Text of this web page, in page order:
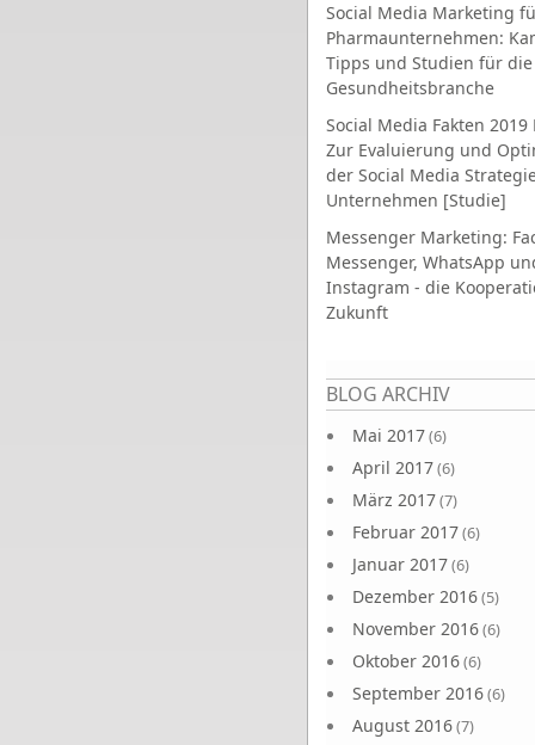
Social Media Marketing
Pharmaunternehmen:
Tipps und Studien für die
Gesundheitsbranche
Social Media Fakten 2019
Zur Evaluierung und
der Social Media
Unternehmen [Studie]
Messenger Marketing:
Messenger, WhatsApp
Instagram - die
Zukunft
BLOG ARCHIV
Mai 2017(6)
April 2017(6)
März 2017(7)
Februar 2017(6)
Januar 2017(6)
Dezember 2016(5)
November 2016(6)
Oktober 2016(6)
September 2016(6)
August 2016(7)
Seiten